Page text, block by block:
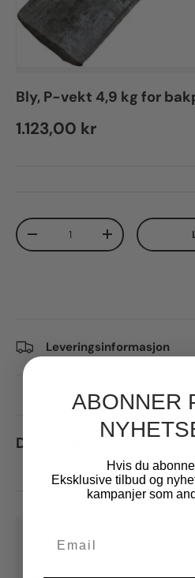
Bly, P-vekt 4,9 kg for
Regular price
1.123,00 kr
Qty
Decrease quantityIncrease
Leveringsinformasjon
Description
Sikker betaling
ABONNER
Hvis du
Eksklusive tilbud og
kampanjer som